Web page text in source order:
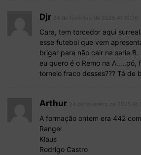
Djr
Cara, tem torcedor aqui
esse futebol que vem
brigar para não cair na serie
eu quero é o Remo na A…..pó,
torneio fraco desses??? Tá de
Arthur
A formação ontem era 442
Rangel
Klaus
Rodrigo Castro